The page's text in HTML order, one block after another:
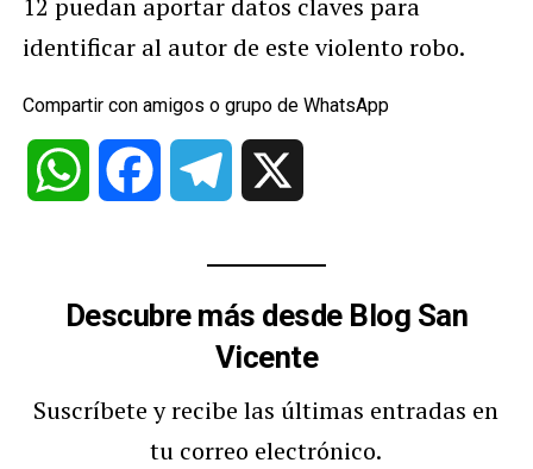
12 puedan aportar datos claves para
identificar al autor de este violento robo.
Compartir con amigos o grupo de WhatsApp
WhatsApp Facebook Telegram
Descubre más desde Blog San
Vicente
Suscríbete y recibe las últimas entradas en
tu correo electrónico.